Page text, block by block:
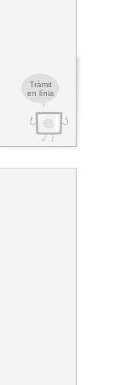
Tràmit
en línia